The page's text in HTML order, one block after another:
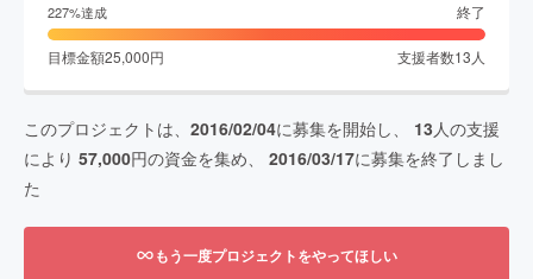
227%達成 終了
目標金額25,000円 支援者数13 人
このプロジェクトは、 2016/02/04に募集を開始し、 13人の支援
により 57,000円の資金を集め、 2016/03/17に募集を終了しまし
た
もう一度プロジェクトをやってほしい